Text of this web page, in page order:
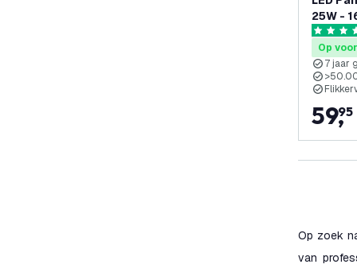
25W -
5 score
Op
7 jaar
59,
95
Op zoek
van